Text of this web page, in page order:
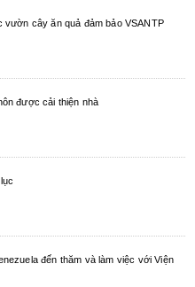
cây ăn quả đảm bảo VSANTP
được cải thiện nhà
đến thăm và làm việc với Viện